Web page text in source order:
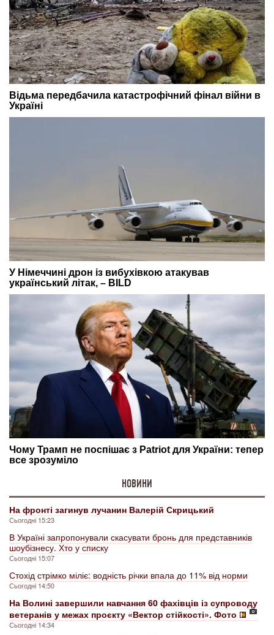
НОВИНИ
На фронті загинув лучанин Валерій Скрицький
Сьогодні 15:23
В Україні запропонували скасувати бронь для представників
шоубізнесу. Хто у списку
Сьогодні 15:07
Стохід стрімко міліє: водність річки впала до 11% від норми
Сьогодні 14:50
На Волині завершили навчання 60 фахівців із супроводу
ветеранів у межах проєкту «Вектор стійкості». Фото
Сьогодні 14:34